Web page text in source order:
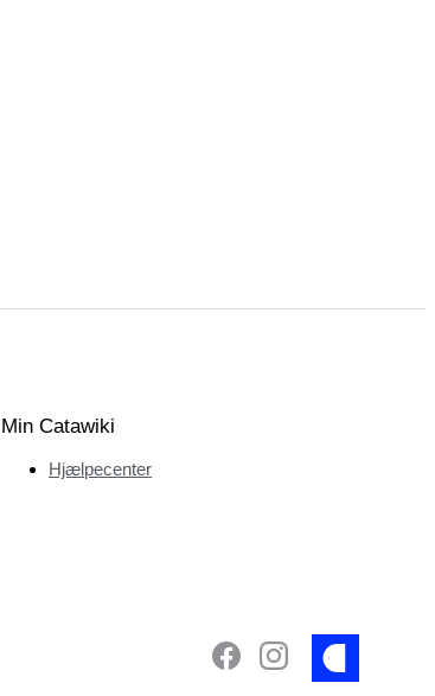
Min Catawiki
Hjælpecenter